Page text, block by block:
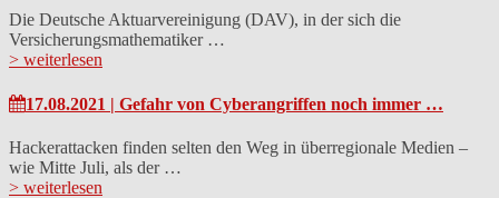
Die Deutsche Aktuarvereinigung (DAV), in der sich die
Versicherungsmathematiker …
> weiterlesen
17.08.2021 | Gefahr von Cyberangriffen noch immer …
Hackerattacken finden selten den Weg in überregionale Medien –
wie Mitte Juli, als der …
> weiterlesen